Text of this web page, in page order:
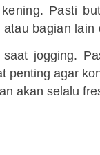
Pasti
bagian lain
jogging.
penting agar
akan selalu